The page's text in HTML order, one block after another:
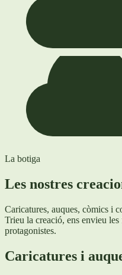
La botiga
Les nostres
Caricatures, auques, còmics i
Trieu la creació, ens envieu
protagonistes.
Caricatures i